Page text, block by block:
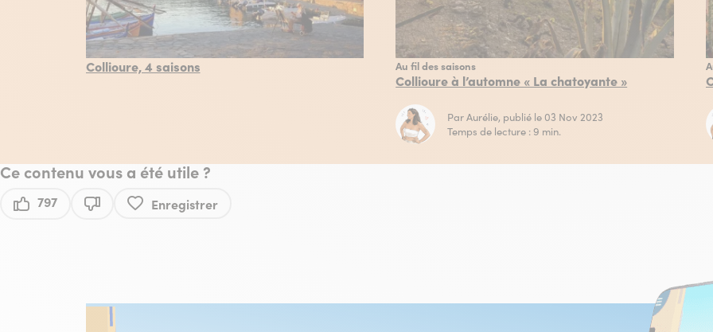
Collioure, 4 saisons
Collioure à l’automne « La chatoyante »
Au fil des saisons
Par Aurélie, publié le 03 Nov 2023
Temps de lecture : 9 min.
Ce contenu vous a été utile ?
797 Enregistrer